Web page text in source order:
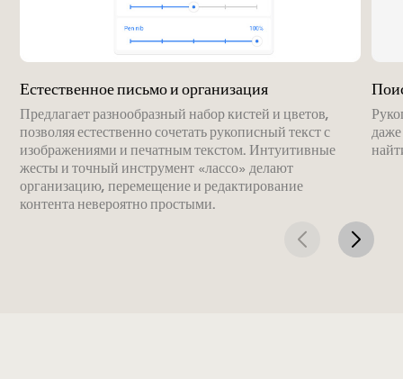
Естественное письмо и организация
Предлагает разнообразный набор кистей и цветов,
позволяя естественно сочетать рукописный текст с
изображениями и печатным текстом. Интуитивные
жесты и точный инструмент «лассо» делают
организацию, перемещение и редактирование
контента невероятно простыми.